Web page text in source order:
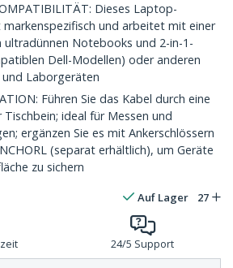
Dieses Laptop-
markenspezifisch und arbeitet mit einer
Notebooks und 2-in-1-
Dell-Modellen) oder anderen
Laborgeräten
Führen Sie das Kabel durch eine
ideal für Messen und
ergänzen Sie es mit Ankerschlössern
(separat erhältlich), um Geräte
zu sichern
Auf Lager 27
24/5 Support